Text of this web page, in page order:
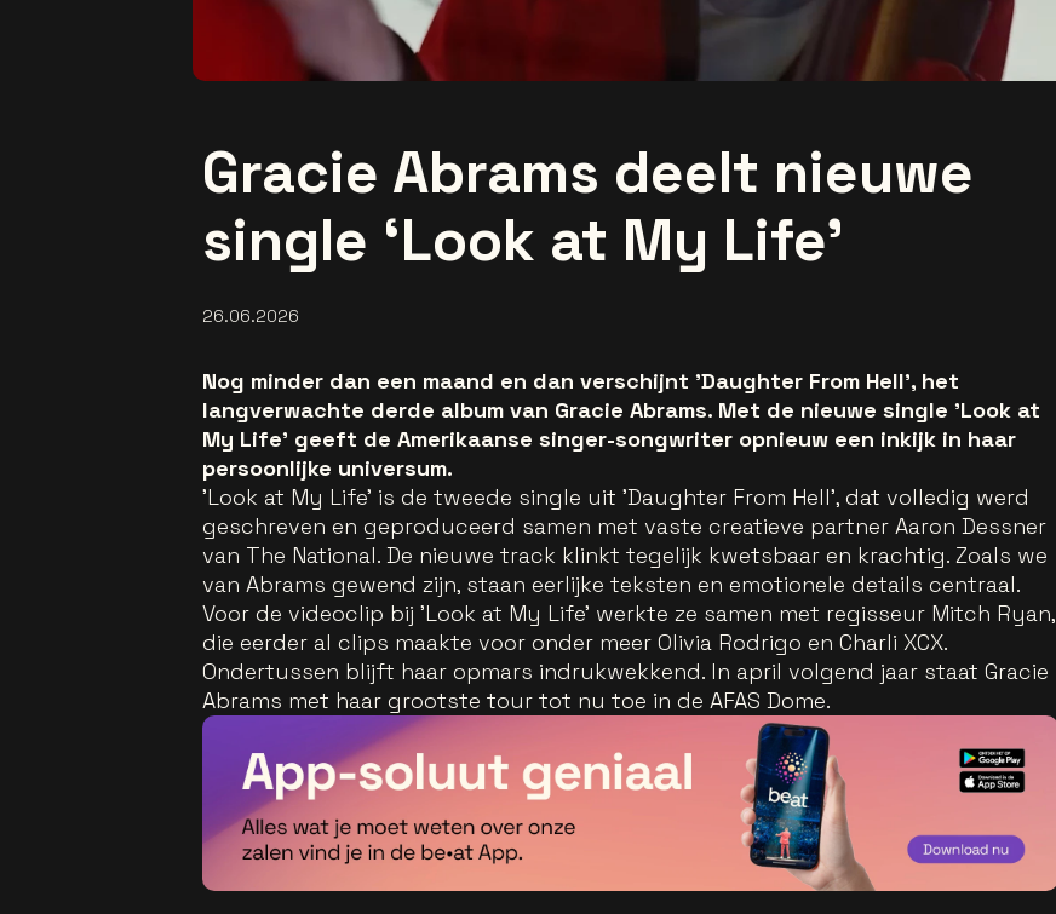
Gracie Abrams deelt nieuwe
single ‘Look at My Life’
26.06.2026
Nog minder dan een maand en dan verschijnt 'Daughter From Hell', het
langverwachte derde album van Gracie Abrams. Met de nieuwe single 'Look at
My Life' geeft de Amerikaanse singer-songwriter opnieuw een inkijk in haar
persoonlijke universum.
'Look at My Life' is de tweede single uit 'Daughter From Hell', dat volledig werd
geschreven en geproduceerd samen met vaste creatieve partner Aaron Dessner
van The National. De nieuwe track klinkt tegelijk kwetsbaar en krachtig. Zoals we
van Abrams gewend zijn, staan eerlijke teksten en emotionele details centraal.
Voor de videoclip bij 'Look at My Life' werkte ze samen met regisseur Mitch Ryan,
die eerder al clips maakte voor onder meer Olivia Rodrigo en Charli XCX.
Ondertussen blijft haar opmars indrukwekkend. In april volgend jaar staat Gracie
Abrams met haar grootste tour tot nu toe in de AFAS Dome.